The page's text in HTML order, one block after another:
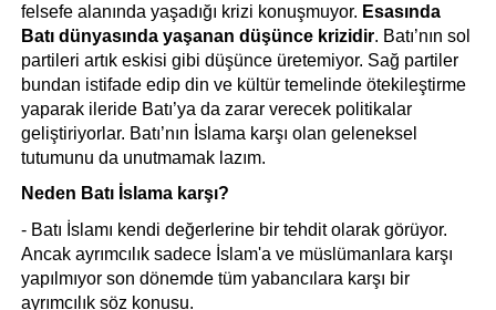
felsefe alanında yaşadığı krizi konuşmuyor. Esasında
Batı dünyasında yaşanan düşünce krizidir. Batı’nın sol
partileri artık eskisi gibi düşünce üretemiyor. Sağ partiler
bundan istifade edip din ve kültür temelinde ötekileştirme
yaparak ileride Batı’ya da zarar verecek politikalar
geliştiriyorlar. Batı’nın İslama karşı olan geleneksel
tutumunu da unutmamak lazım.
Neden Batı İslama karşı?
- Batı İslamı kendi değerlerine bir tehdit olarak görüyor.
Ancak ayrımcılık sadece İslam'a ve müslümanlara karşı
yapılmıyor son dönemde tüm yabancılara karşı bir
ayrımcılık söz konusu.